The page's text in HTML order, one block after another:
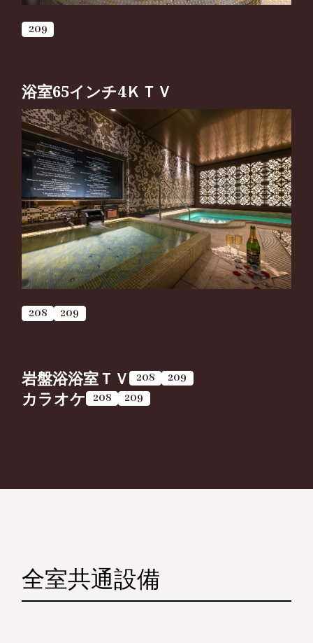
209
浴室65インチ4ＫＴＶ
208 209
岩盤浴浴室ＴＶ 208 209
カラオケ 208 209
全室共通設備